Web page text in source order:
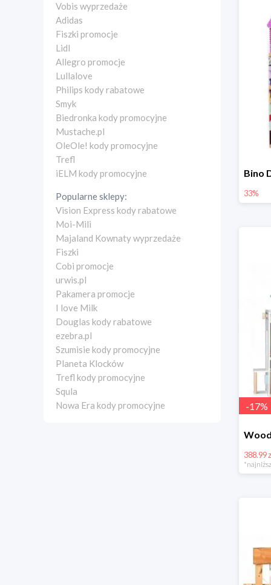
Vobis wyprzedaże
Adidas
Fiszki promocje
Lidl
Allegro promocje
Lullalove
Philips kody rabatowe
Smyk
Biedronka kody promocyjne
Mustache.pl
OleOle! kody promocyjne
Trefl
iELM kody promocyjne
Popularne sklepy:
Vision Express kody rabatowe
Moi-Mili
Majaland Kownaty wyprzedaże
Fiszki
Cobi promocje
urwis.pl
Pakamera promocje
I love Milk
Douglas kody rabatowe
ezebra.pl
Szumisie kody promocyjne
Planeta Klocków
Trefl kody promocyjne
Squla
Nowa Era kody promocyjne
33%
-17%
388.99